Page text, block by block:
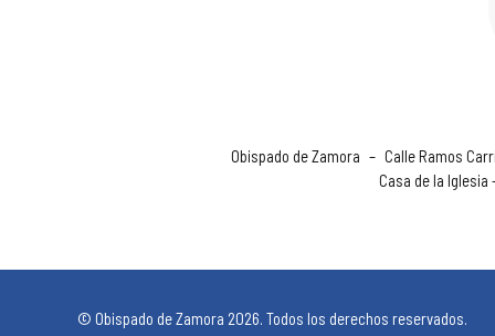
Obispado de Zamora – Calle Ramos
Casa de la Iglesia
© Obispado de Zamora 2026. Todos los derechos reservados.